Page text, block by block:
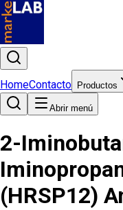
HomeContacto Productos
Abrir menú
2-
(HRSP12)